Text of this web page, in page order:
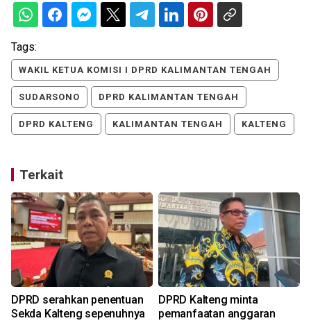
Tags:
WAKIL KETUA KOMISI I DPRD KALIMANTAN TENGAH
SUDARSONO DPRD KALIMANTAN TENGAH
DPRD KALTENG KALIMANTAN TENGAH KALTENG
Terkait
DPRD serahkan penentuan
Sekda Kalteng sepenuhnya
DPRD Kalteng minta
pemanfaatan anggaran